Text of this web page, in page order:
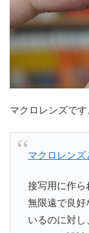
マクロレンズです
マクロレンズ
接写用に作ら
無限遠で良好
いるのに対